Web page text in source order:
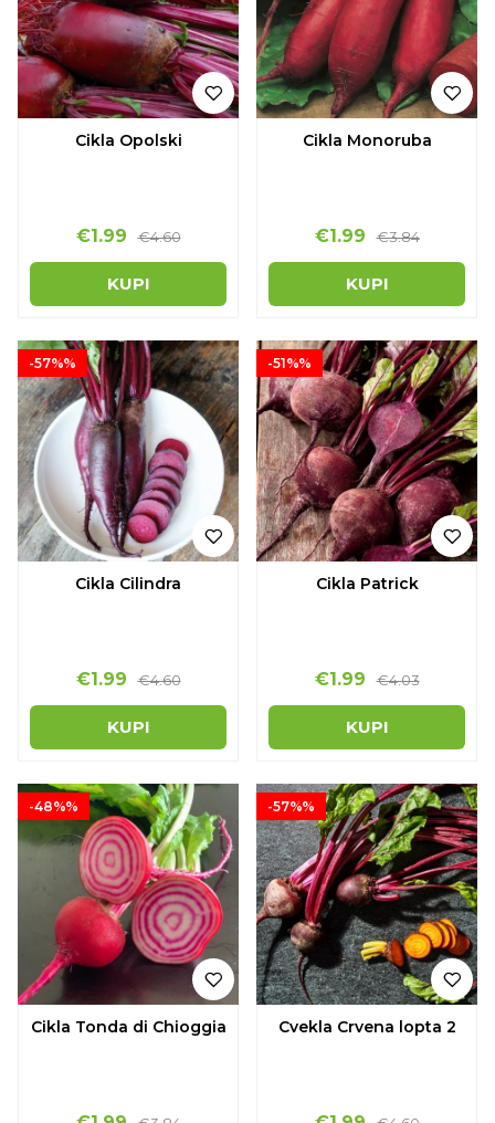
Cikla Opolski
€1.99 €4.60
KUPI
Cikla Monoruba
€1.99 €3.84
KUPI
-57%%
Cikla Cilindra
€1.99 €4.60
KUPI
-51%%
Cikla Patrick
€1.99 €4.03
KUPI
-48%%
Cikla Tonda di Chioggia
-57%%
Cvekla Crvena lopta 2